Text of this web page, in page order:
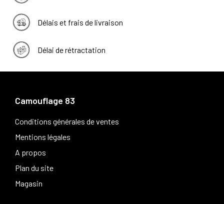
Délais et frais de livraison
Délai de rétractation
Camouflage 83
Conditions générales de ventes
Mentions légales
A propos
Plan du site
Magasin